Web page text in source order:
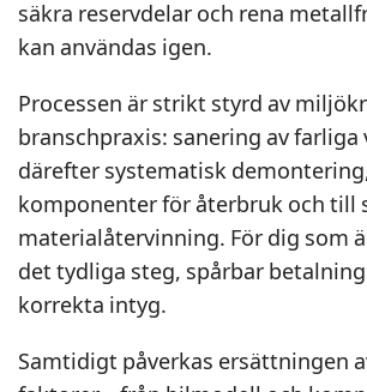
säkra reservdelar och rena
kan användas igen.
Processen är strikt styrd av
branschpraxis: sanering av
därefter systematisk
komponenter för återbruk och till
materialåtervinning. För dig som
det tydliga steg, spårbar
korrekta intyg.
Samtidigt påverkas ersättningen